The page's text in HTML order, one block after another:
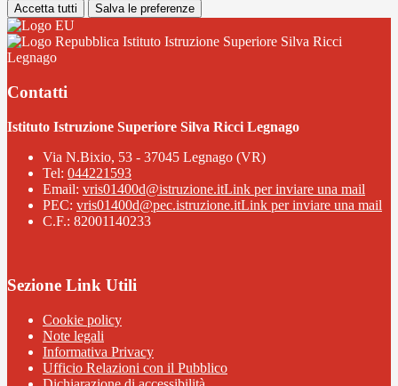
Accetta tutti Salva le preferenze
Istituto Istruzione Superiore Silva Ricci
Legnago
Contatti
Istituto Istruzione Superiore Silva Ricci Legnago
Via N.Bixio, 53 - 37045 Legnago (VR)
Tel: 044221593
Email: vris01400d@istruzione.itLink per inviare una mail
PEC: vris01400d@pec.istruzione.itLink per inviare una mail
C.F.: 82001140233
Sezione Link Utili
Cookie policy
Note legali
Informativa Privacy
Ufficio Relazioni con il Pubblico